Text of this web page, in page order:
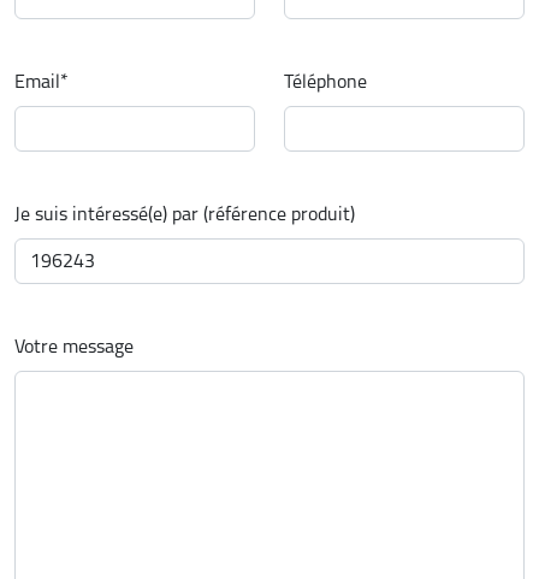
Email* Téléphone
Je suis intéressé(e) par (référence produit)
Votre message